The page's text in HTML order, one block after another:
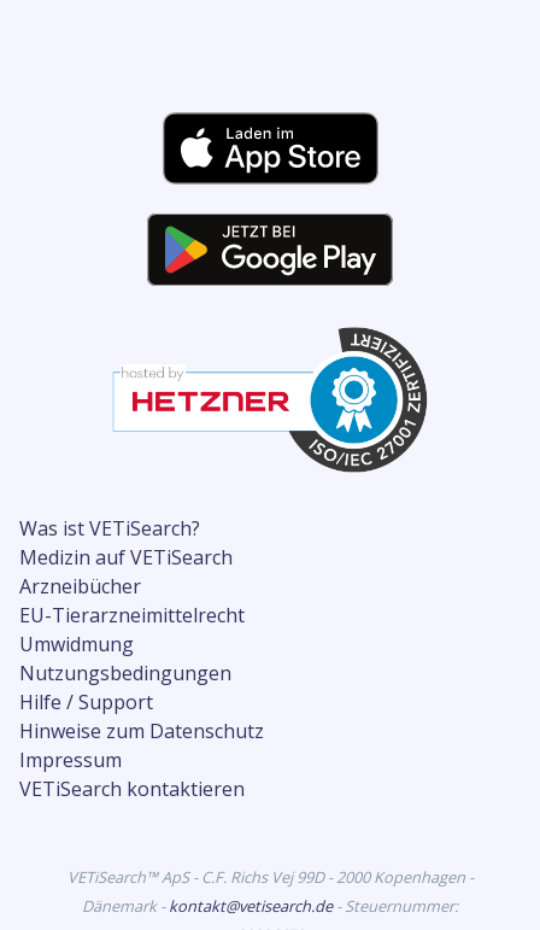
Was ist VETiSearch?
Medizin auf VETiSearch
Arzneibücher
EU-Tierarzneimittelrecht
Umwidmung
Nutzungsbedingungen
Hilfe / Support
Hinweise zum Datenschutz
Impressum
VETiSearch kontaktieren
VETiSearch™ ApS - C.F. Richs Vej 99D - 2000 Kopenhagen -
Dänemark -kontakt@vetisearch.de- Steuernummer: